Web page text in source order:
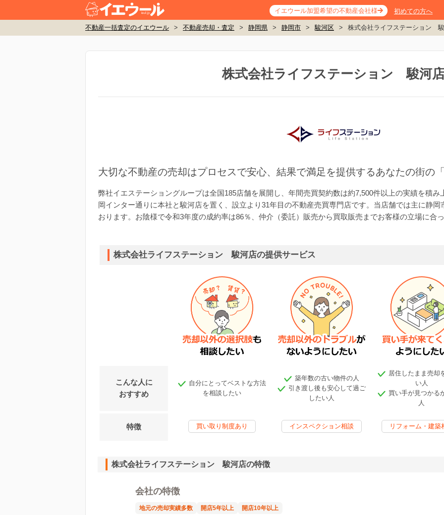
イエウール加盟希望の不動産会社様 初めての方へ
不動産一括査定のイエウール > 不動産売却・査定 > 静岡県 > 静岡市 > 駿河区 > 株式会社ライフステーション
株式会社ライフステーション 駿河
大切な不動産の売却はプロセスで安心、結果で満足を提供するあなたの街の
弊社イエステーショングループは全国185店舗を展開し、年間売買契約数は約7,500件以上の実績を積
岡インター通りに本社と駿河店を置く、設立より31年目の不動産売買専門店です。当店舗では主に静
おります。お陰様で令和3年度の成約率は86％、仲介（委託）販売から買取販売までお客様の立場に合
株式会社ライフステーション 駿河店の提供サービス
こんな人に
おすすめ
自分にとってベストな方法
を相談したい
築年数の古い物件の人
引き渡し後も安心して過ご
したい人
居住したまま売却
い人
買い手が見つかる
人
特徴 買い取り制度あり インスペクション相談 リフォーム・建築
株式会社ライフステーション 駿河店の特徴
会社の特徴
地元の売却実績多数 開店5年以上 開店10年以上